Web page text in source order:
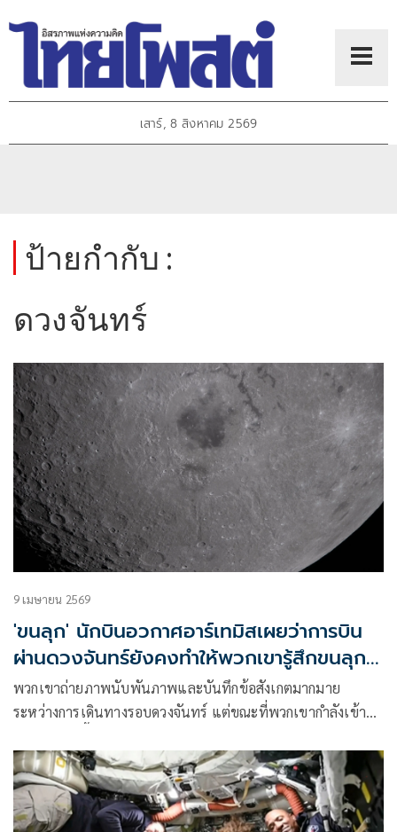
เสาร์, 8 สิงหาคม 2569
ป้ายกำกับ :
ดวงจันทร์
9 เมษายน 2569
'ขนลุก' นักบินอวกาศอาร์เทมิสเผยว่าการบิน
ผ่านดวงจันทร์ยังคงทำให้พวกเขารู้สึกขนลุก
อยู่
พวกเขาถ่ายภาพนับพันภาพและบันทึกข้อสังเกตมากมาย
ระหว่างการเดินทางรอบดวงจันทร์ แต่ขณะที่พวกเขากำลังเข้า
เขายังเพิ่งเริ่มต้นประมวลผลประสบการณ์สุดพิเศษที่พวกเขาได้
ร่วมกันเท่านั้น